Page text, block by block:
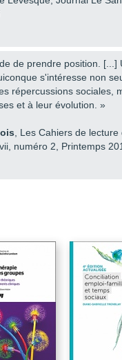
de prendre position. [...]
s'intéresse non
répercussions sociales,
et à leur évolution. »
, Les Cahiers de
numéro 2, Printemps